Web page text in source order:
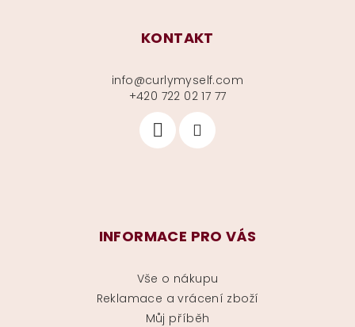
KONTAKT
info@curlymyself.com
+420 722 02 17 77
INFORMACE PRO VÁS
Vše o nákupu
Reklamace a vrácení zboží
Můj příběh